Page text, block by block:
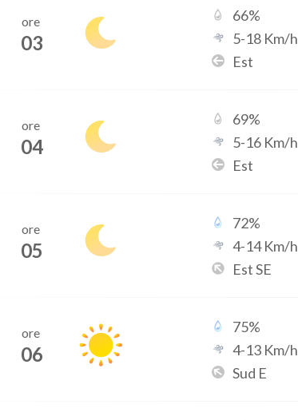
ore
03
66%
5-18 Km/h
Est
ore
04
69%
5-16 Km/h
Est
ore
05
72%
4-14Km/h
Est SE
ore
06
75%
4-13 Km/h
Sud E